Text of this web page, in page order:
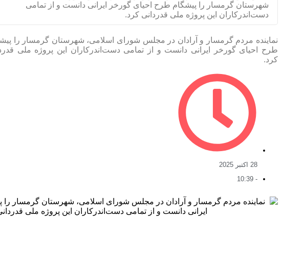
شهرستان گرمسار را پیشگام طرح احیای گورخر ایرانی دانست و از تمامی
دست‌اندرکاران این پروژه ملی قدردانی کرد.
نماینده مردم گرمسار و آرادان در مجلس شورای اسلامی، شهرستان گرمسار را
طرح احیای گورخر ایرانی دانست و از تمامی دست‌اندرکاران این پروژه ملی
کرد.
28 اکتبر 2025
-
10:39